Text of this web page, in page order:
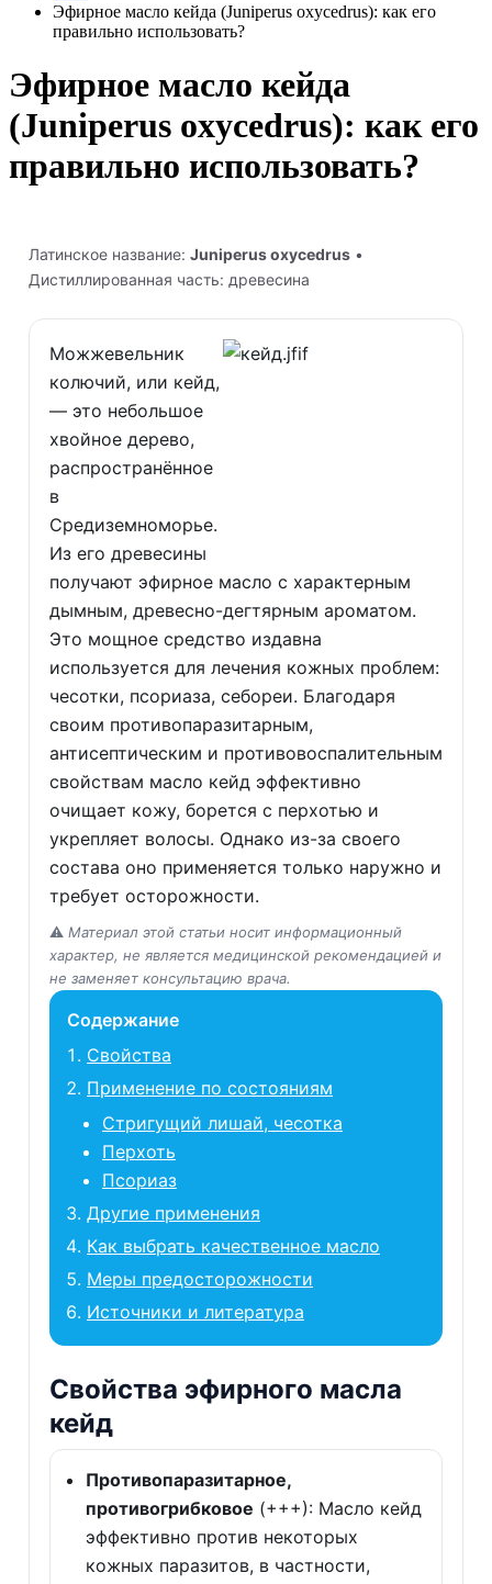
Эфирное масло кейда (Juniperus oxycedrus): как его
правильно использовать?
Эфирное масло кейда
(Juniperus oxycedrus): как его
правильно использовать?
Латинское название: Juniperus oxycedrus •
Дистиллированная часть: древесина
Можжевельник
колючий, или кейд,
— это небольшое
хвойное дерево,
распространённое
в
Средиземноморье.
Из его древесины
получают эфирное масло с характерным
дымным, древесно-дегтярным ароматом.
Это мощное средство издавна
используется для лечения кожных проблем:
чесотки, псориаза, себореи. Благодаря
своим противопаразитарным,
антисептическим и противовоспалительным
свойствам масло кейд эффективно
очищает кожу, борется с перхотью и
укрепляет волосы. Однако из-за своего
состава оно применяется только наружно и
требует осторожности.
⚠️ Материал этой статьи носит информационный
характер, не является медицинской рекомендацией и
не заменяет консультацию врача.
Содержание
Свойства
Применение по состояниям
Стригущий лишай, чесотка
Перхоть
Псориаз
Другие применения
Как выбрать качественное масло
Меры предосторожности
Источники и литература
Свойства эфирного масла
кейд
Противопаразитарное,
противогрибковое (+++): Масло кейд
эффективно против некоторых
кожных паразитов, в частности,